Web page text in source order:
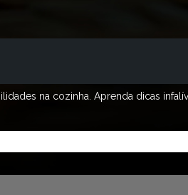
na cozinha. Aprenda dicas